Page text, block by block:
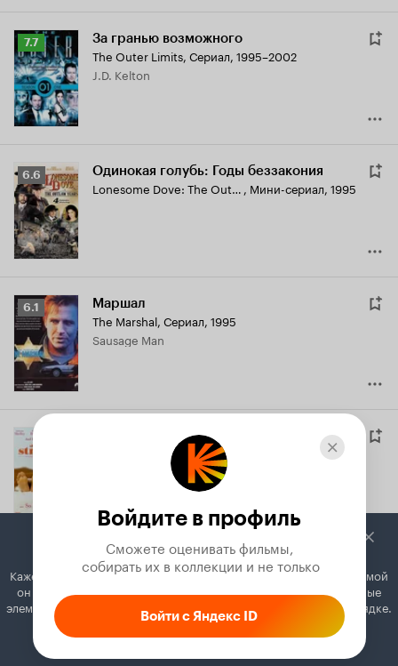
Рейтинг
Кинопоиска
7.7
7.7 За гранью возможного
The Outer Limits, Сериал, 1995–2002
J.D. Kelton
Рейтинг
Кинопоиска
6.6
6.6 Одинокая голубь: Годы беззакония
Lonesome Dove: The Outlaw Years , Мини-сериал, 1995
Рейтинг
Кинопоиска
6.1
6.1 Маршал
The Marshal, Сериал, 1995
Sausage Man
Постельные незнакомцы
Sleeping with Strangers,
Young Gardener
Первородный грех
Войдите в профиль
Сможете оценивать фильмы,
собирать их в коллекции и не только
Войти с Яндекс ID
Кажется, вы используете блокировщик рекламы. Вместе с рекламой
он может отключать постеры, папки с фильмами и другие важные
элементы. Добавьте Кинопоиск в исключения, и всё будет в порядке.
Как это сделать